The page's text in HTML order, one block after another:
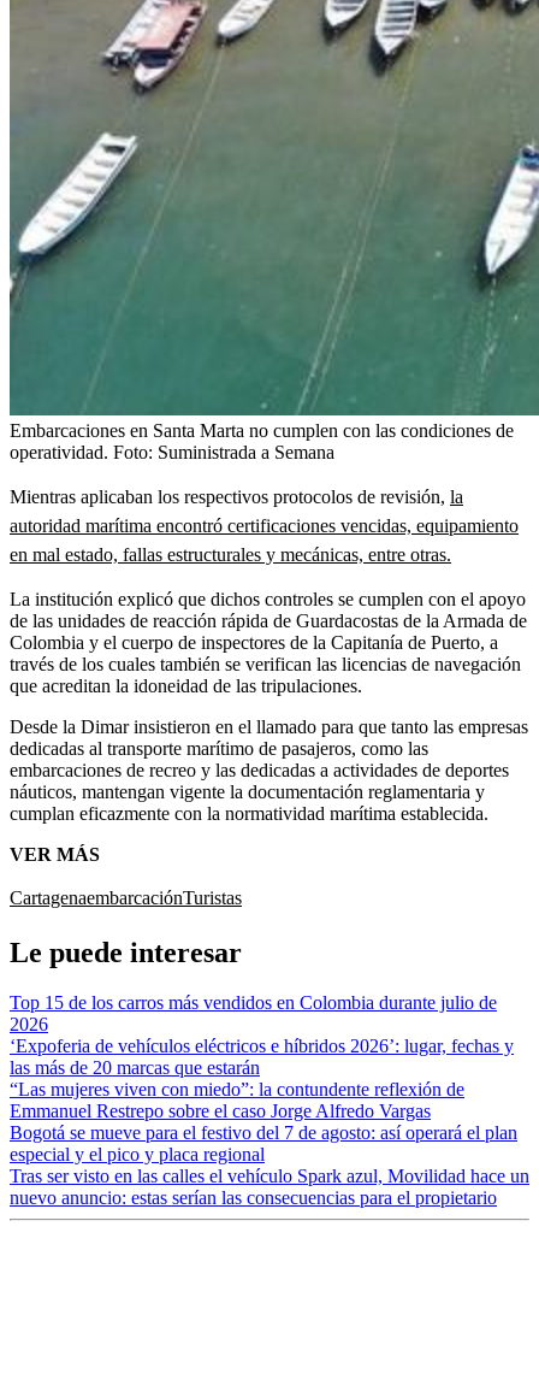
Embarcaciones en Santa Marta no cumplen con las condiciones de
operatividad. Foto: Suministrada a Semana
Mientras aplicaban los respectivos protocolos de revisión, la
autoridad marítima encontró certificaciones vencidas, equipamiento
en mal estado, fallas estructurales y mecánicas, entre otras.
La institución explicó que dichos controles se cumplen con el apoyo
de las unidades de reacción rápida de Guardacostas de la Armada de
Colombia y el cuerpo de inspectores de la Capitanía de Puerto, a
través de los cuales también se verifican las licencias de navegación
que acreditan la idoneidad de las tripulaciones.
Desde la Dimar insistieron en el llamado para que tanto las empresas
dedicadas al transporte marítimo de pasajeros, como las
embarcaciones de recreo y las dedicadas a actividades de deportes
náuticos, mantengan vigente la documentación reglamentaria y
cumplan eficazmente con la normatividad marítima establecida.
VER MÁS
CartagenaembarcaciónTuristas
Le puede interesar
Top 15 de los carros más vendidos en Colombia durante julio de
2026
‘Expoferia de vehículos eléctricos e híbridos 2026’: lugar, fechas y
las más de 20 marcas que estarán
“Las mujeres viven con miedo”: la contundente reflexión de
Emmanuel Restrepo sobre el caso Jorge Alfredo Vargas
Bogotá se mueve para el festivo del 7 de agosto: así operará el plan
especial y el pico y placa regional
Tras ser visto en las calles el vehículo Spark azul, Movilidad hace un
nuevo anuncio: estas serían las consecuencias para el propietario